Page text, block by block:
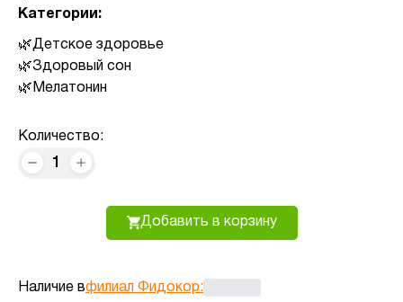
Категории:
Детское здоровье
Здоровый сон
Мелатонин
Количество:
1
Добавить в корзину
Наличие вфилиал Фидокор: